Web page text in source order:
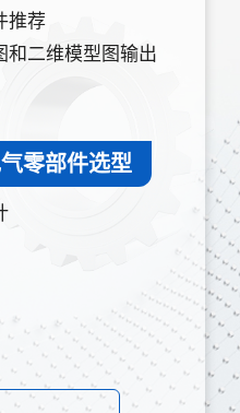
推荐
和二维模型图输出
零部件选型